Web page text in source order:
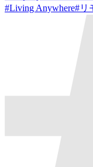
#Living Anywhere#リ